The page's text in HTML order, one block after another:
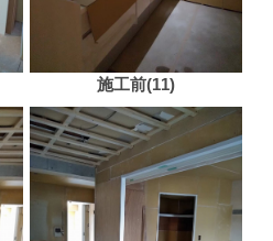
施工前(11)